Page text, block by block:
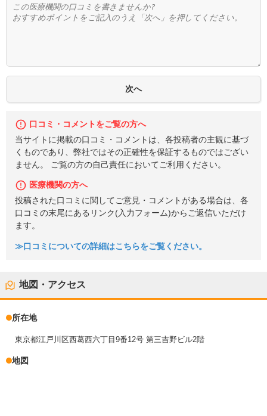
口コミ・コメントをご覧の方へ
当サイトに掲載の口コミ・コメントは、各投稿者の主観に基づ
くものであり、弊社ではその正確性を保証するものではござい
ません。 ご覧の方の自己責任においてご利用ください。
医療機関の方へ
投稿された口コミに関してご意見・コメントがある場合は、各
口コミの末尾にあるリンク(入力フォーム)からご返信いただけ
ます。
≫口コミについての詳細はこちらをご覧ください。
地図・アクセス
所在地
東京都江戸川区西葛西六丁目9番12号 第三吉野ビル2階
地図